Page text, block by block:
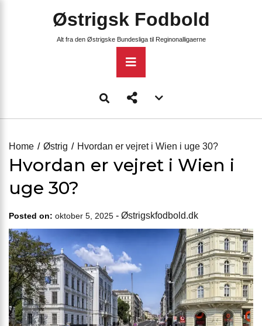
Østrigsk Fodbold
Alt fra den Østrigske Bundesliga til Reginonalligaerne
Primary
Menu
menu
Home
Østrig Hvordan er vejret i Wien i uge 30?
Hvordan er vejret i Wien i
uge 30?
Posted on: oktober 5, 2025 - Østrigskfodbold.dk